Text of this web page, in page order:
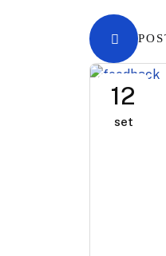
12
set